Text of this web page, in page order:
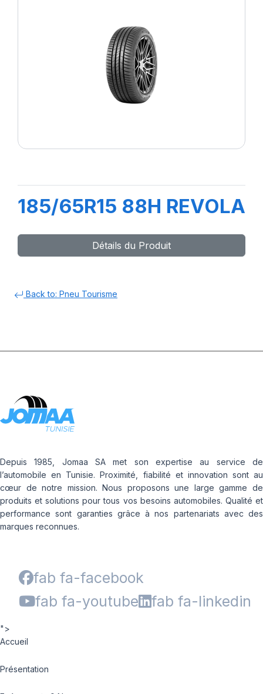
185/65R15 88H REVOLA
Détails du Produit
Back to: Pneu Tourisme
Depuis 1985, Jomaa SA met son expertise au service de
l’automobile en Tunisie. Proximité, fiabilité et innovation sont au
cœur de notre mission. Nous proposons une large gamme de
produits et solutions pour tous vos besoins automobiles. Qualité et
performance sont garanties grâce à nos partenariats avec des
marques reconnues.
fab fa-facebook
fab fa-youtube
fab fa-linkedin
">
Accueil
Présentation